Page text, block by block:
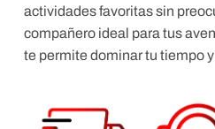
actividades favoritas sin
compañero ideal para tus
te permite dominar tu tiempo